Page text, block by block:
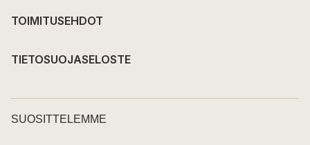
TOIMITUSEHDOT
TIETOSUOJASELOSTE
SUOSITTELEMME